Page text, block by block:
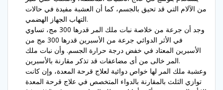
من الآلام التي قد تحيق بالجسم، كما أن العشبة مفيدة في حالات
التهاب الجهاز الهضمي.
وجد أن جرعة من خلاصة نبات ملك المر قدرها 300 مج، تساوي
في الأثر الدوائي جرعة من الأسبرين قدرها 300 مج من
الأسبرين المعتاد في خفض درجة حرارة الجسم. وأن نبات ملك
المر خالى من أى مضاعفات قد تذكر مقارنة بالأسبرين.
وعشبة ملك المر لها خواص دوائية لعلاج قرحة المعدة، وإن كانت
توازي الثلث بالمقارنة بالدواء المتخصص في علاج قرحة المعدة